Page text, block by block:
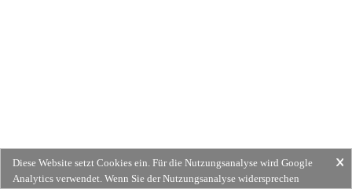
Diese Website setzt Cookies ein. Für die Nutzungsanalyse wird Google
Analytics verwendet. Wenn Sie der Nutzungsanalyse widersprechen